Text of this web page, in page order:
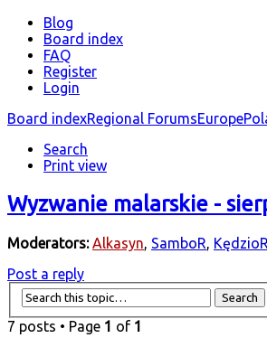
Blog
Board index
FAQ
Register
Login
Board indexRegional ForumsEurope
Search
Print view
Wyzwanie malarskie -
Moderators: Alkasyn, SamboR,
Post a reply
7 posts • Page 1 of 1